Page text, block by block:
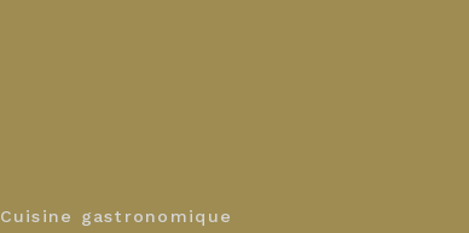
Cuisine gastronomique